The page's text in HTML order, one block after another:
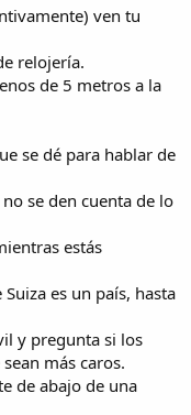
ven tu
relojería.
de 5 metros a la
se dé para hablar de
se den cuenta de lo
estás
es un país, hasta
y pregunta si los
más caros.
de abajo de una